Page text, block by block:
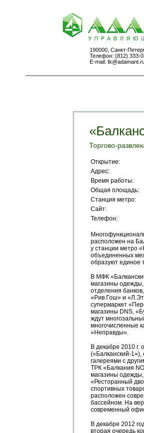
190000, Санкт-
Телефон: (812) 333-
E-mail:
Торгово-
Открытие:
Адрес:
Время работы:
Общая площадь:
Станция метро:
Сайт:
Телефон:
расположен на
у станции метро
объединенных
образуют единое
В МФК
магазины одежды,
отделения
«Рив Гош» и
супермаркет
магазины DNS,
ждут
многочисленные
«Неправды».
В декабре 2010 г.
(«Балканский-
галереями с
ТРК «Балкания
магазины одежды,
«Ресторанный
спортивных
расположен
бассейном. На
современный
В декабре 2012
вторая очередь